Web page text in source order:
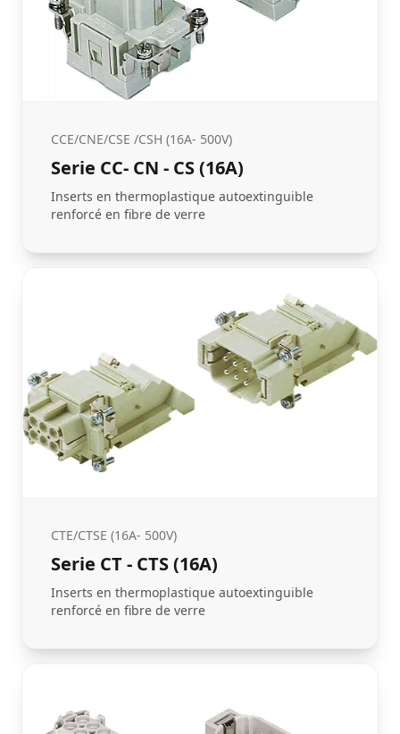
CCE/CNE/CSE /CSH (16A- 500V)
Serie CC- CN - CS (16A)
Inserts en thermoplastique autoextinguible
renforcé en fibre de verre
CTE/CTSE (16A- 500V)
Serie CT - CTS (16A)
Inserts en thermoplastique autoextinguible
renforcé en fibre de verre